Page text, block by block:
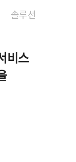
솔루션
비스